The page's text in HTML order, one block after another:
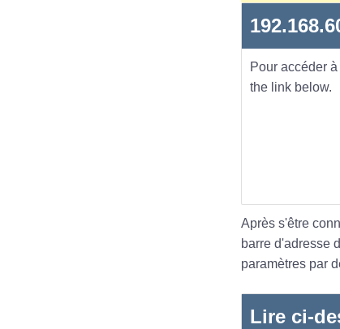
Pour accéder
the link below.
Après s'être
barre d'adresse
paramètres par
Lire ci-